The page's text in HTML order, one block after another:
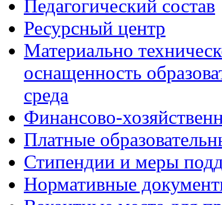
Педагогический состав
Ресурсный центр
Материально
оснащенность
среда
Финансово-
Платные
Стипендии и меры
Нормативные